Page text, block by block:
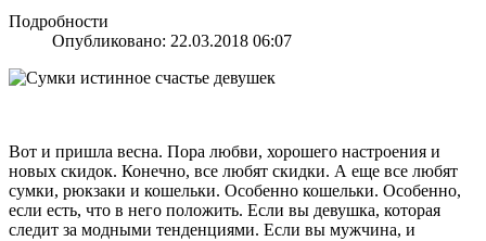
Подробности
Опубликовано: 22.03.2018 06:07
Вот и пришла весна. Пора любви, хорошего настроения и
новых скидок. Конечно, все любят скидки. А еще все любят
сумки, рюкзаки и кошельки. Особенно кошельки. Особенно,
если есть, что в него положить. Если вы девушка, которая
следит за модными тенденциями. Если вы мужчина, и